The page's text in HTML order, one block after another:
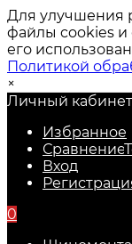
Для улучшения
файлы cookies и
его
Политикой
×
Личный кабинет
Избранное
Сравнение
Вход
0